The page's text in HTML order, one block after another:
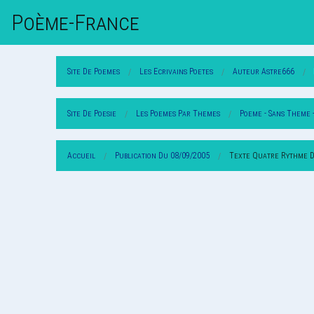
Poème-FrAnce
Site De Poemes Les Ecrivains Poetes Auteur Astre666
Site De Poesie Les Poemes Par Themes Poeme - Sans Theme -
Accueil Publication Du 08/09/2005 Texte Quatre Rythme